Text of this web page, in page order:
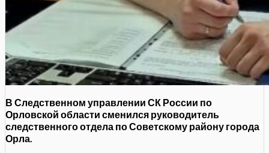
В Следственном управлении СК России по
Орловской области сменился руководитель
следственного отдела по Советскому району города
Орла.